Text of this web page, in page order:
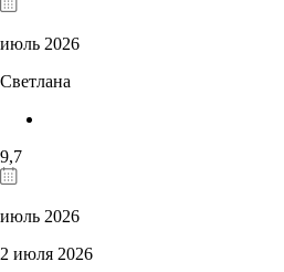
июль 2026
Светлана
9,7
июль 2026
2 июля 2026